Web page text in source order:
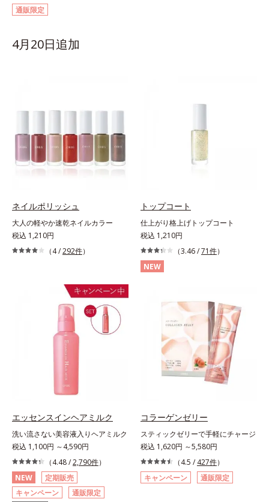
通販限定
4月20日追加
ネイルポリッシュ
大人の軽やか速乾ネイルカラー
税込 1,210円
（4 /292件）
トップコート
仕上がり格上げトップコート
税込 1,210円
（3.46 /71件）
NEW
エッセンスインヘアミルク
洗い流さない美容液入りヘアミルク
税込 1,100円 ～4,590円
（4.48 /2,790件）
NEW
定期販売
キャンペーン
通販限定
コラーゲンゼリー
スティックゼリーで手軽にチャージ
税込 1,620円 ～5,580円
（4.5 / 427件）
キャンペーン
通販限定